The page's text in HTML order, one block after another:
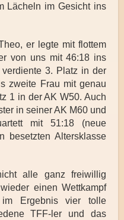
Lächeln im Gesicht ins
er legte mit flottem
von uns mit 46:18 ins
3. Platz in der
zweite Frau mit genau
1 in der AK W50. Auch
in seiner AK M60 und
mit 51:18 (neue
besetzten Altersklasse
alle ganz freiwillig
einen Wettkampf
Ergebnis vier tolle
TFF-ler und das